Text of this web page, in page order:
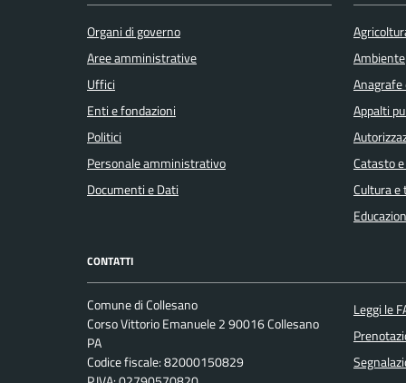
Organi di governo
Aree amministrative
Uffici
Enti e fondazioni
Politici
Personale amministrativo
Documenti e Dati
Ambiente
Appalti
Catasto
Cultura e
CONTATTI
Comune di Collesano
Corso Vittorio Emanuele 2 90016 Collesano
PA
Codice fiscale: 82000150829
Leggi le